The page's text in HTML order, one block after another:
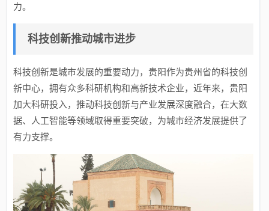
力。
科技创新推动城市进步
科技创新是城市发展的重要动力，贵阳作为贵州省的科技创
新中心，拥有众多科研机构和高新技术企业，近年来，贵阳
加大科研投入，推动科技创新与产业发展深度融合，在大数
据、人工智能等领域取得重要突破，为城市经济发展提供了
有力支撑。